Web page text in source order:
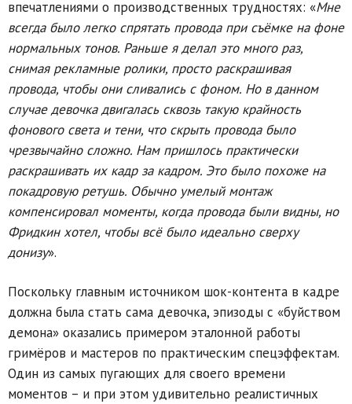
впечатлениями о производственных трудностях: «Мне
всегда было легко спрятать провода при съёмке на фоне
нормальных тонов. Раньше я делал это много раз,
снимая рекламные ролики, просто раскрашивая
провода, чтобы они сливались с фоном. Но в данном
случае девочка двигалась сквозь такую крайность
фонового света и тени, что скрыть провода было
чрезвычайно сложно. Нам пришлось практически
раскрашивать их кадр за кадром. Это было похоже на
покадровую ретушь. Обычно умелый монтаж
компенсировал моменты, когда провода были видны, но
Фридкин хотел, чтобы всё было идеально сверху
донизу».
Поскольку главным источником шок-контента в кадре
должна была стать сама девочка, эпизоды с «буйством
демона» оказались примером эталонной работы
гримёров и мастеров по практическим спецэффектам.
Один из самых пугающих для своего времени
моментов – и при этом удивительно реалистичных